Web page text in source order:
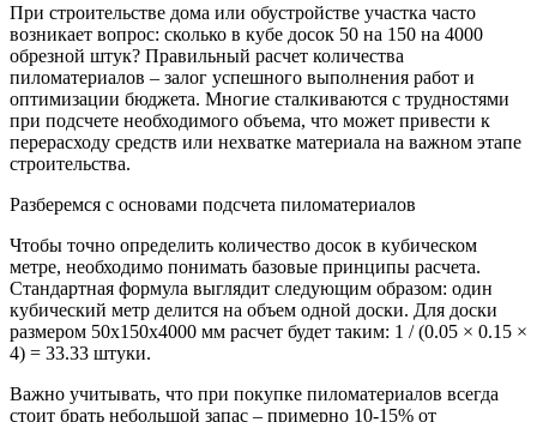
При строительстве дома или обустройстве участка часто
возникает вопрос: сколько в кубе досок 50 на 150 на 4000
обрезной штук? Правильный расчет количества
пиломатериалов – залог успешного выполнения работ и
оптимизации бюджета. Многие сталкиваются с трудностями
при подсчете необходимого объема, что может привести к
перерасходу средств или нехватке материала на важном этапе
строительства.
Разберемся с основами подсчета пиломатериалов
Чтобы точно определить количество досок в кубическом
метре, необходимо понимать базовые принципы расчета.
Стандартная формула выглядит следующим образом: один
кубический метр делится на объем одной доски. Для доски
размером 50х150х4000 мм расчет будет таким: 1 / (0.05 × 0.15 ×
4) = 33.33 штуки.
Важно учитывать, что при покупке пиломатериалов всегда
стоит брать небольшой запас – примерно 10-15% от